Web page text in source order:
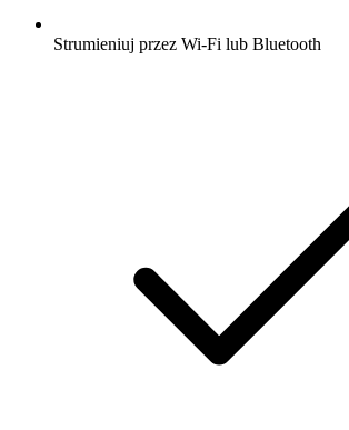
Strumieniuj przez Wi-Fi lub Bluetooth